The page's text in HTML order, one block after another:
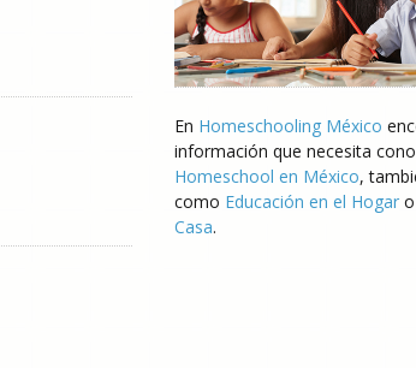
En Homeschooling México
información que necesita
Homeschool en México,
como Educación en el Hogar o
Casa.